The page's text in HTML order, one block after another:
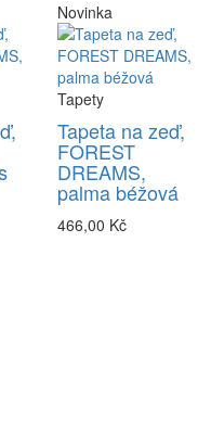
Novinka
Tapety
Tapeta na zeď,
FOREST
DREAMS,
palma béžová
466,00 Kč